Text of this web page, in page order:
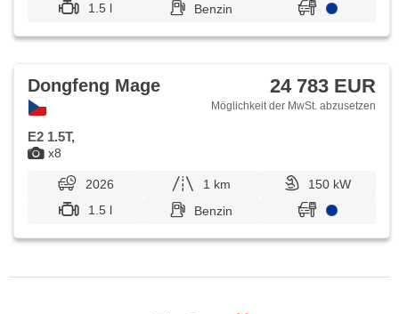
1.5 l
Benzin
x8
Dongfeng Mage 24 783 EUR
Möglichkeit der MwSt. abzusetzen
E2 1.5T,
2026 1 km
150 kW
1.5 l
Benzin